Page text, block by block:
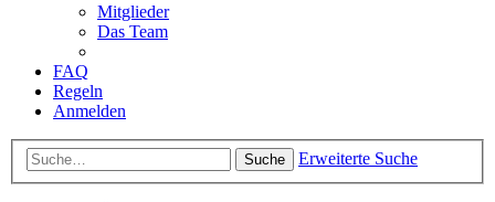
Mitglieder
Das Team
FAQ
Regeln
Anmelden
Suche Erweiterte Suche